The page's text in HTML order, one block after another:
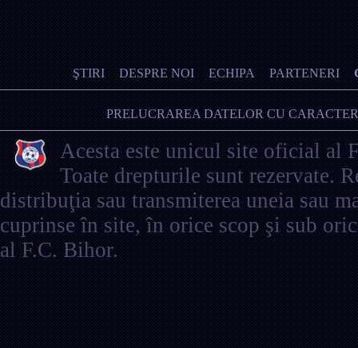
ŞTIRI DESPRE NOI ECHIPA PARTENERI
PRELUCRAREA DATELOR CU
Acesta este unicul site oficial al
Toate drepturile sunt rezervate.
distribuţia sau transmiterea uneia sau
cuprinse în site, în orice scop şi sub
al F.C. Bihor.